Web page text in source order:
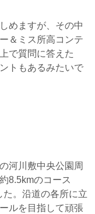
めますが、その中
＆ミス所高コンテ
で質問に答えた
トもあるみたいで
河川敷中央公園周
8.5kmのコース
た。沿道の各所に立
ルを目指して頑張